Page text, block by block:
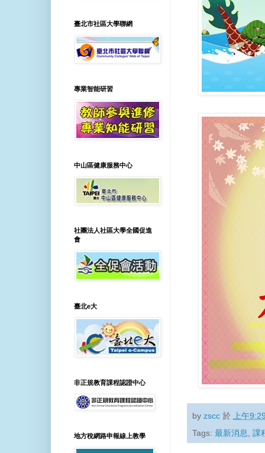
byzscc 於
上午
Tags:最新消息,課
臺北市社區大學聯網
專業智能研習
中山區健康服務中心
社團法人社區大學全國促進
會
臺北e大
非正規教育課程認證中心
地方稅網路申報線上教學